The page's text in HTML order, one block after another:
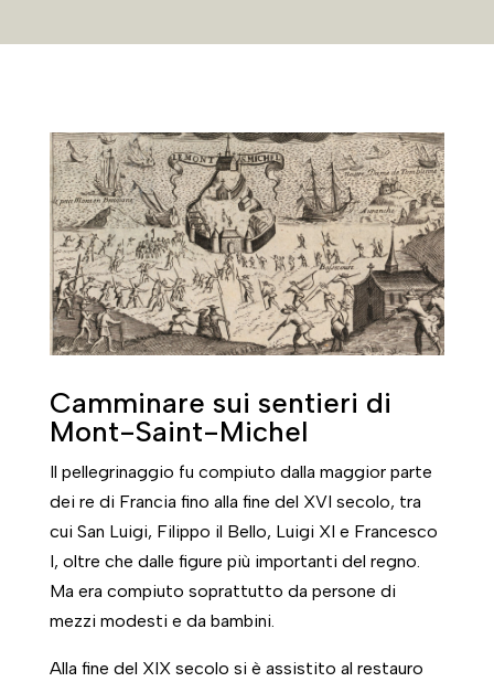
Camminare sui sentieri di
Mont-Saint-Michel
Il pellegrinaggio fu compiuto dalla maggior parte
dei re di Francia fino alla fine del XVI secolo, tra
cui San Luigi, Filippo il Bello, Luigi XI e Francesco
I, oltre che dalle figure più importanti del regno.
Ma era compiuto soprattutto da persone di
mezzi modesti e da bambini.
Alla fine del XIX secolo si è assistito al restauro